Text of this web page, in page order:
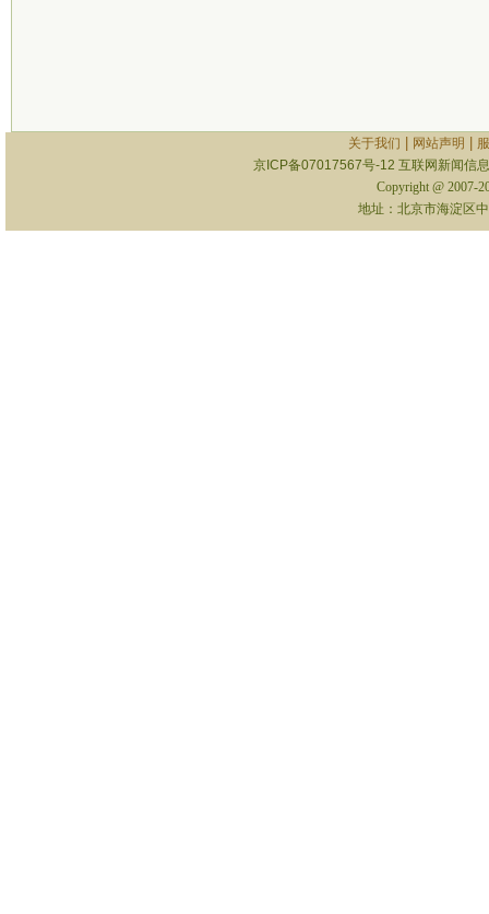
关于我们 网站声明
京ICP备07017567号-12 互联网新闻信
Copyright @ 2007-
地址：北京市海淀区